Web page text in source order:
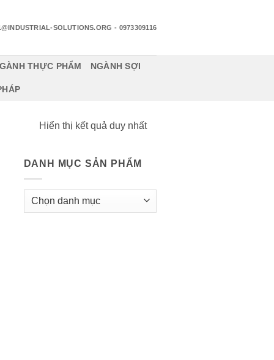
SOLUTIONS.ORG - 0973309116
THỰC PHẨM NGÀNH SỢI
Hiển thị kết quả duy nhất
DANH MỤC SẢN PHẨM